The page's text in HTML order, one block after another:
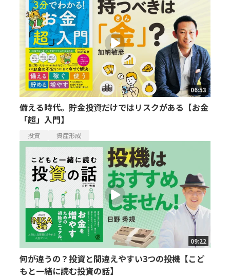
06:53
備える時代。貯金投資だけではリスクがある【お金
「超」入門】
投資 資産形成
09:22
何が違うの？投資と間違えやすい3つの投機【こど
もと一緒に読む投資の話】